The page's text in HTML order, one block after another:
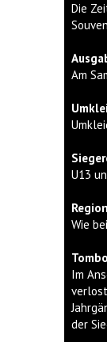
Die
Am
U13
Wie
Im
der